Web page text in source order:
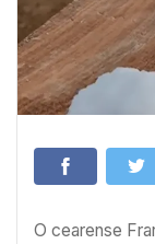
O cearense